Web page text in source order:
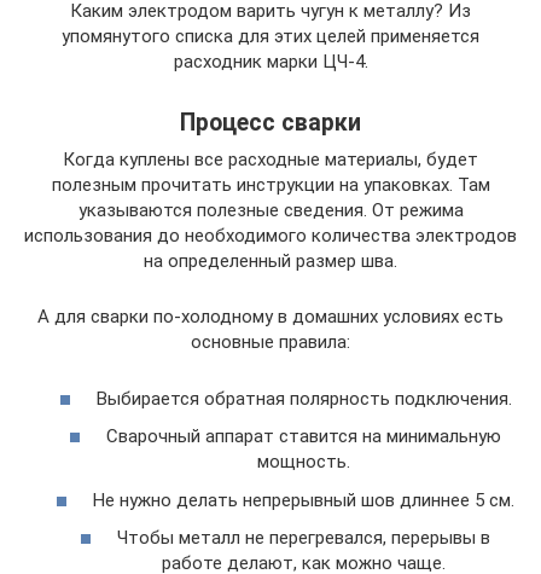
Каким электродом варить чугун к металлу? Из
упомянутого списка для этих целей применяется
расходник марки ЦЧ-4.
Процесс сварки
Когда куплены все расходные материалы, будет
полезным прочитать инструкции на упаковках. Там
указываются полезные сведения. От режима
использования до необходимого количества электродов
на определенный размер шва.
А для сварки по-холодному в домашних условиях есть
основные правила:
Выбирается обратная полярность подключения.
Сварочный аппарат ставится на минимальную
мощность.
Не нужно делать непрерывный шов длиннее 5 см.
Чтобы металл не перегревался, перерывы в
работе делают, как можно чаще.